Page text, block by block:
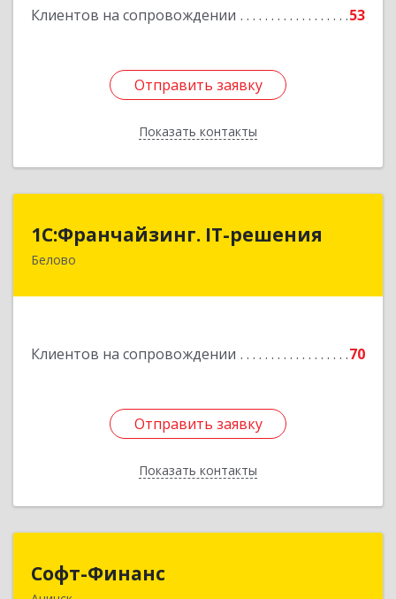
Клиентов на сопровождении 53
Отправить заявку
Показать контакты
Отправить заявку
Назад
1С:Франчайзинг. IT-решения
Белово
Клиентов на сопровождении 70
Отправить заявку
Показать контакты
1С:Франчайзинг. IT-решения
Отправить заявку
Назад
Софт-Финанс